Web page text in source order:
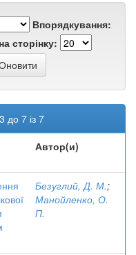
Впорядкування:
сторінку:
до 7 із 7
Автор(и)
Безуглий, Д. М.;
Манойленко, О.
П.